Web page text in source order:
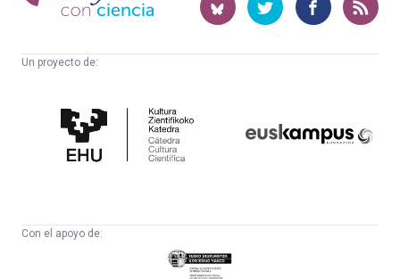
ciencia
Un proyecto de:
Cultura
Científica
Con el apoyo de:
Eusko